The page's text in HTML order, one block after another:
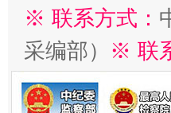
※ 联系方式：
采编部） ※ 联